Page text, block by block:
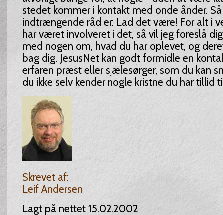
stedet kommer i kontakt med onde ånder.
indtrængende råd er: Lad det være! For alt i
har været involveret i det, så vil jeg foreslå
med nogen om, hvad du har oplevet, og
bag dig. JesusNet kan godt formidle en
erfaren præst eller sjælesørger, som du kan
du ikke selv kender nogle kristne du har tillid
Skrevet af:
Leif Andersen
Lagt på nettet 15.02.2002